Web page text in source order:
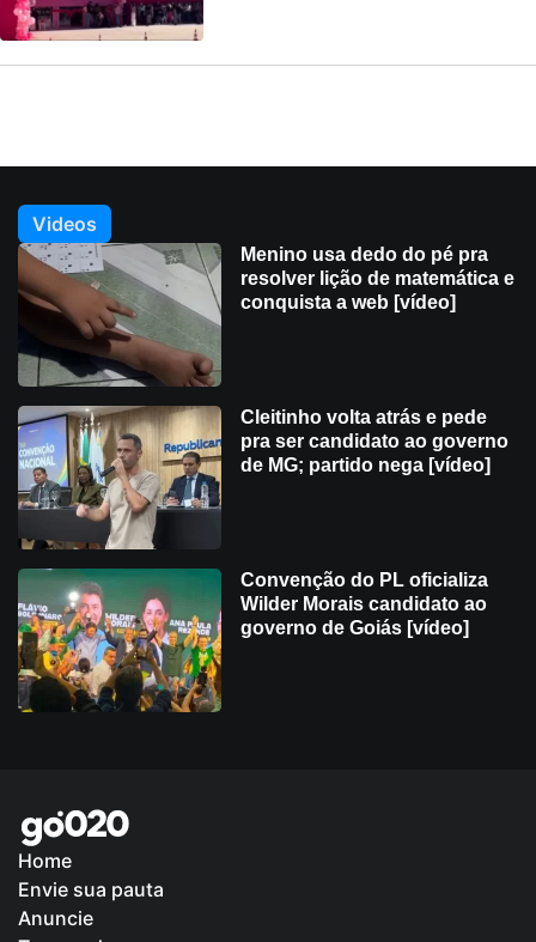
Videos
Menino usa dedo do pé pra
resolver lição de matemática e
conquista a web [vídeo]
Cleitinho volta atrás e pede
pra ser candidato ao governo
de MG; partido nega [vídeo]
Convenção do PL oficializa
Wilder Morais candidato ao
governo de Goiás [vídeo]
Home
Envie sua pauta
Anuncie